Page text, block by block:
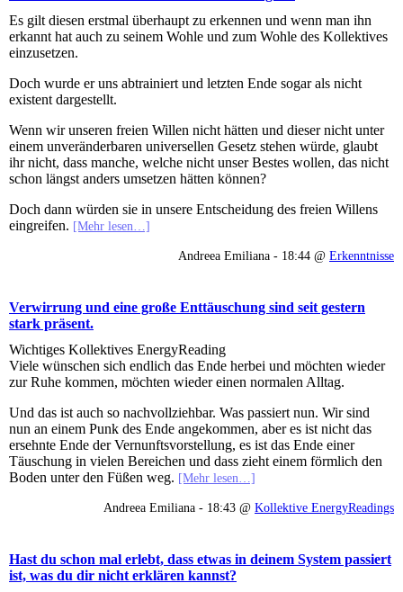
Es gilt diesen erstmal überhaupt zu erkennen und wenn man ihn
erkannt hat auch zu seinem Wohle und zum Wohle des Kollektives
einzusetzen.
Doch wurde er uns abtrainiert und letzten Ende sogar als nicht
existent dargestellt.
Wenn wir unseren freien Willen nicht hätten und dieser nicht unter
einem unveränderbaren universellen Gesetz stehen würde, glaubt
ihr nicht, dass manche, welche nicht unser Bestes wollen, das nicht
schon längst anders umsetzen hätten können?
Doch dann würden sie in unsere Entscheidung des freien Willens
eingreifen. [Mehr lesen…]
Andreea Emiliana - 18:44 @ Erkenntnisse
Verwirrung und eine große Enttäuschung sind seit gestern
stark präsent.
Wichtiges Kollektives EnergyReading
Viele wünschen sich endlich das Ende herbei und möchten wieder
zur Ruhe kommen, möchten wieder einen normalen Alltag.
Und das ist auch so nachvollziehbar. Was passiert nun. Wir sind
nun an einem Punk des Ende angekommen, aber es ist nicht das
ersehnte Ende der Vernunftsvorstellung, es ist das Ende einer
Täuschung in vielen Bereichen und dass zieht einem förmlich den
Boden unter den Füßen weg. [Mehr lesen…]
Andreea Emiliana - 18:43 @ Kollektive EnergyReadings
Hast du schon mal erlebt, dass etwas in deinem System passiert
ist, was du dir nicht erklären kannst?